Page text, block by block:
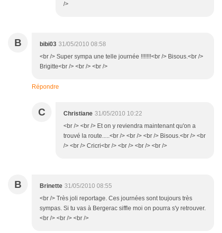
/>
B bibi03 31/05/2010 08:58
<br /> Super sympa une telle journée !!!!!!!<br /> Bisous.<br />
Brigitte<br /> <br /> <br />
Répondre
C Christiane 31/05/2010 10:22
<br /> <br /> Et on y reviendra maintenant qu'on a
trouvé la route.....<br /> <br /> <br /> Bisous.<br /> <br
/> <br /> Cricri<br /> <br /> <br /> <br />
B Brinette 31/05/2010 08:55
<br /> Très joli reportage. Ces journées sont toujours très
sympas. Si tu vas à Bergerac siffle moi on pourra s'y retrouver.
<br /> <br /> <br />